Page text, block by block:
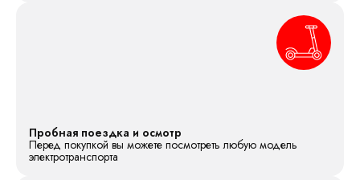
Пробная поездка и осмотр
Перед покупкой вы можете посмотреть любую модель
электротранспорта